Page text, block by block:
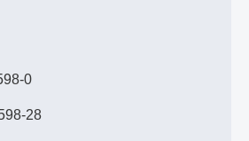
0
28